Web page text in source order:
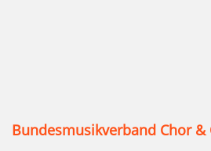
Bundesmusikverband Chor &